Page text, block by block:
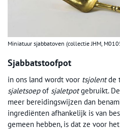
Miniatuur sjabbatoven (collectie JHM,
Sjabbatstoofpot
in ons land wordt voor tsjolentde
sjaletsoepofsjaletpotgebruikt.
meer bereidingswijzen dan
ingrediënten afhankelijk is van
gemeen hebben, is dat ze voor